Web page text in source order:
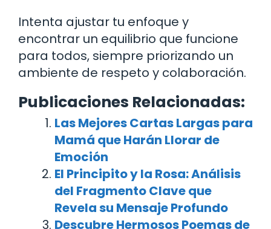
Intenta ajustar tu enfoque y
encontrar un equilibrio que funcione
para todos, siempre priorizando un
ambiente de respeto y colaboración.
Publicaciones Relacionadas:
Las Mejores Cartas Largas para
Mamá que Harán Llorar de
Emoción
El Principito y la Rosa: Análisis
del Fragmento Clave que
Revela su Mensaje Profundo
Descubre Hermosos Poemas de